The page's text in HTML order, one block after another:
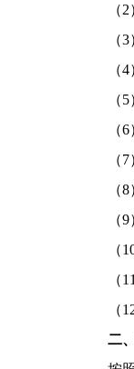
（2
（3
（4
（5
（6
（7
（8
（9
（
（
（
二